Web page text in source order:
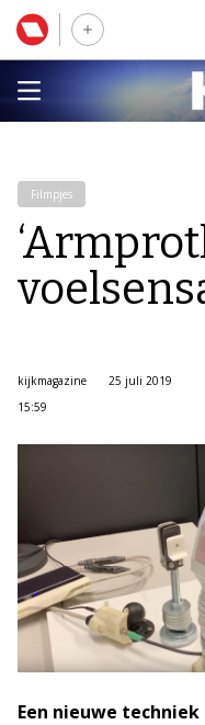
Filmpjes
kijkmagazine
25 juli 2019
15:59
Een nieuwe